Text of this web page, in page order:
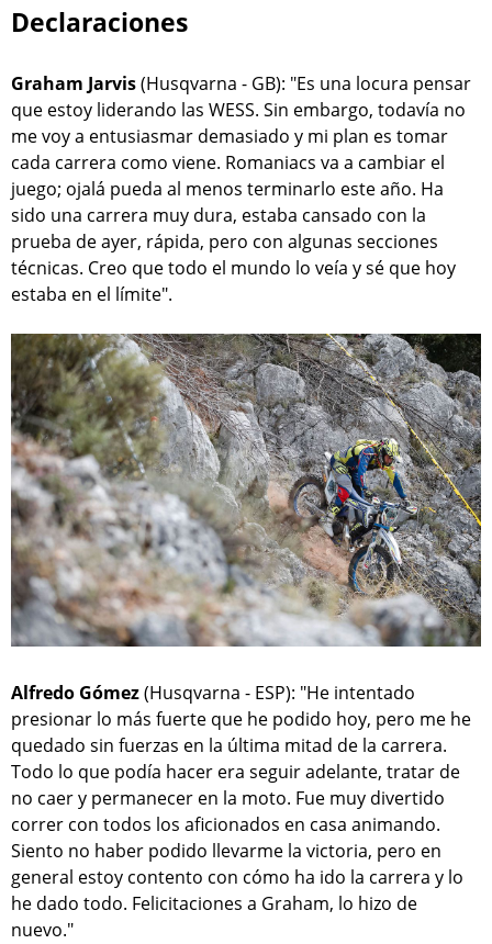
Declaraciones
Graham Jarvis(Husqvarna - GB): "Es una locura pensar
que estoy liderando las WESS. Sin embargo, todavía no
me voy a entusiasmar demasiado y mi plan es tomar
cada carrera como viene. Romaniacs va a cambiar el
juego; ojalá pueda al menos terminarlo este año. Ha
sido una carrera muy dura, estaba cansado con la
prueba de ayer, rápida, pero con algunas secciones
técnicas. Creo que todo el mundo lo veía y sé que hoy
estaba en el límite".
Alfredo Gómez(Husqvarna - ESP): "He intentado
presionar lo más fuerte que he podido hoy, pero me he
quedado sin fuerzas en la última mitad de la carrera.
Todo lo que podía hacer era seguir adelante, tratar de
no caer y permanecer en la moto. Fue muy divertido
correr con todos los aficionados en casa animando.
Siento no haber podido llevarme la victoria, pero en
general estoy contento con cómo ha ido la carrera y lo
he dado todo. Felicitaciones a Graham, lo hizo de
nuevo."